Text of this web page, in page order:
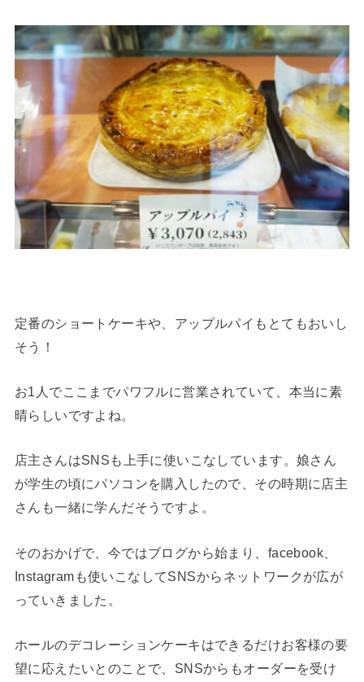
定番のショートケーキや、アップルパイもとてもおいし
そう！
お1人でここまでパワフルに営業されていて、本当に素
晴らしいですよね。
店主さんはSNSも上手に使いこなしています。娘さん
が学生の頃にパソコンを購入したので、その時期に店主
さんも一緒に学んだそうですよ。
そのおかげで、今ではブログから始まり、facebook、
Instagramも使いこなしてSNSからネットワークが広が
っていきました。
ホールのデコレーションケーキはできるだけお客様の要
望に応えたいとのことで、SNSからもオーダーを受け